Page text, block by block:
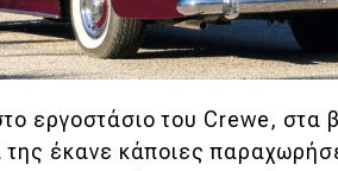
εργοστάσιο του Crewe, στα
της έκανε κάποιες